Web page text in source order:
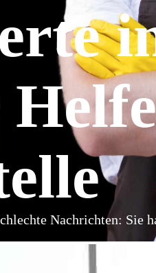
Nachrichten: Sie